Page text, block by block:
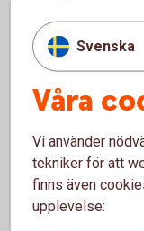
Varför får
min
distribution?
Svenska
Våra
Vi använder
tekniker för att
finns även
upplevelse: